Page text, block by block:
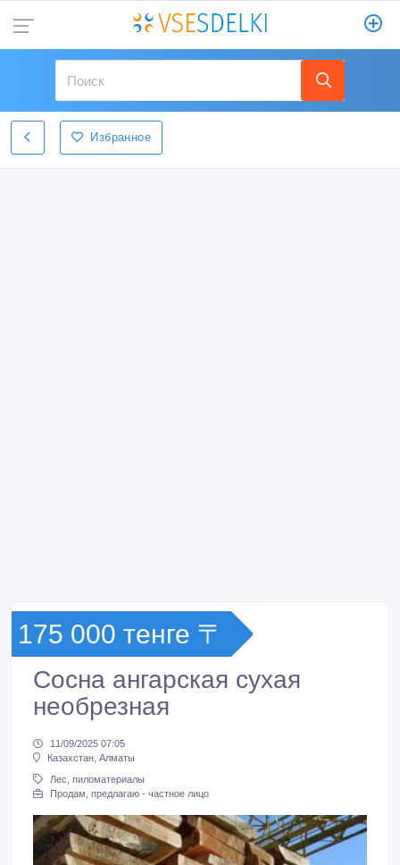
Избранное
175 000 тенге 〒
Сосна ангарская сухая
необрезная
11/09/2025 07:05
Казахстан, Алматы
Лес, пиломатериалы
Продам, предлагаю - частное лицо